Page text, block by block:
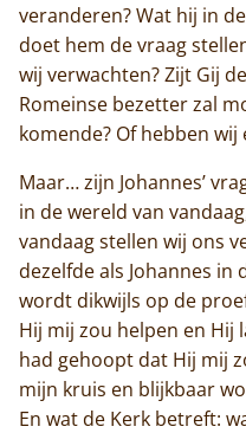
veranderen? Wat hij in
doet hem de vraag
wij verwachten? Zijt Gij
Romeinse bezetter zal
komende? Of hebben
Maar… zijn Johannes’
in de wereld van
vandaag stellen wij ons
dezelfde als Johannes in
wordt dikwijls op de
Hij mij zou helpen en Hij
had gehoopt dat Hij mij
mijn kruis en blijkbaar
En wat de Kerk betreft: